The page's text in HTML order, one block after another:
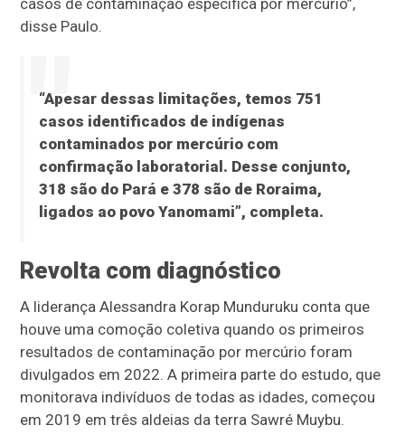
casos de contaminação específica por mercúrio”,
disse Paulo.
“Apesar dessas limitações, temos 751
casos identificados de indígenas
contaminados por mercúrio com
confirmação laboratorial. Desse conjunto,
318 são do Pará e 378 são de Roraima,
ligados ao povo Yanomami”, completa.
Revolta com diagnóstico
A liderança Alessandra Korap Munduruku conta que
houve uma comoção coletiva quando os primeiros
resultados de contaminação por mercúrio foram
divulgados em 2022. A primeira parte do estudo, que
monitorava indivíduos de todas as idades, começou
em 2019 em três aldeias da terra Sawré Muybu.